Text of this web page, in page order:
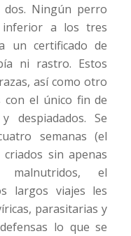
Ningún perro
inferior a los tres
un certificado de
ni rastro. Estos
así como otro
con el único fin de
despiadados. Se
semanas (el
sin apenas
malnutridos, el
largos viajes les
parasitarias y
lo que se